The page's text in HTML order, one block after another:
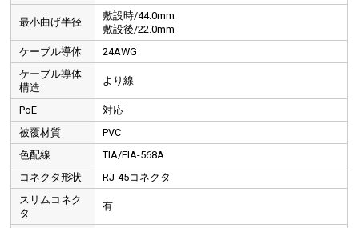
最小曲げ半径
敷設時/44.0mm
敷設後/22.0mm
ケーブル導体
24AWG
ケーブル導体
構造
より線
PoE
対応
被覆材質
PVC
色配線
TIA/EIA-568A
コネクタ形状
RJ-45コネクタ
スリムコネク
タ
有